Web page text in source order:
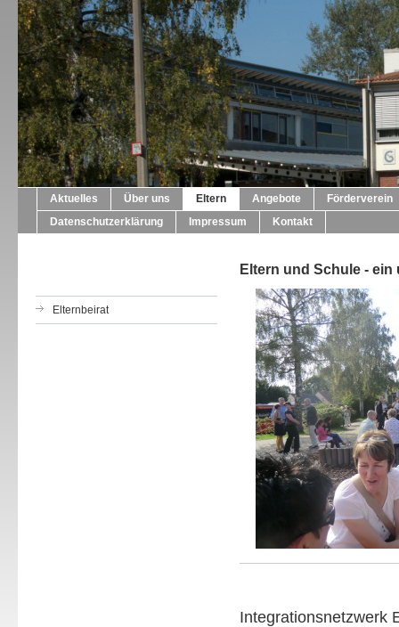
Aktuelles Über uns Eltern Angebote
Förderverein
Datenschutzerklärung
Impressum Kontakt
Elternbeirat
Eltern und Schule -
Integrationsnetzwerk